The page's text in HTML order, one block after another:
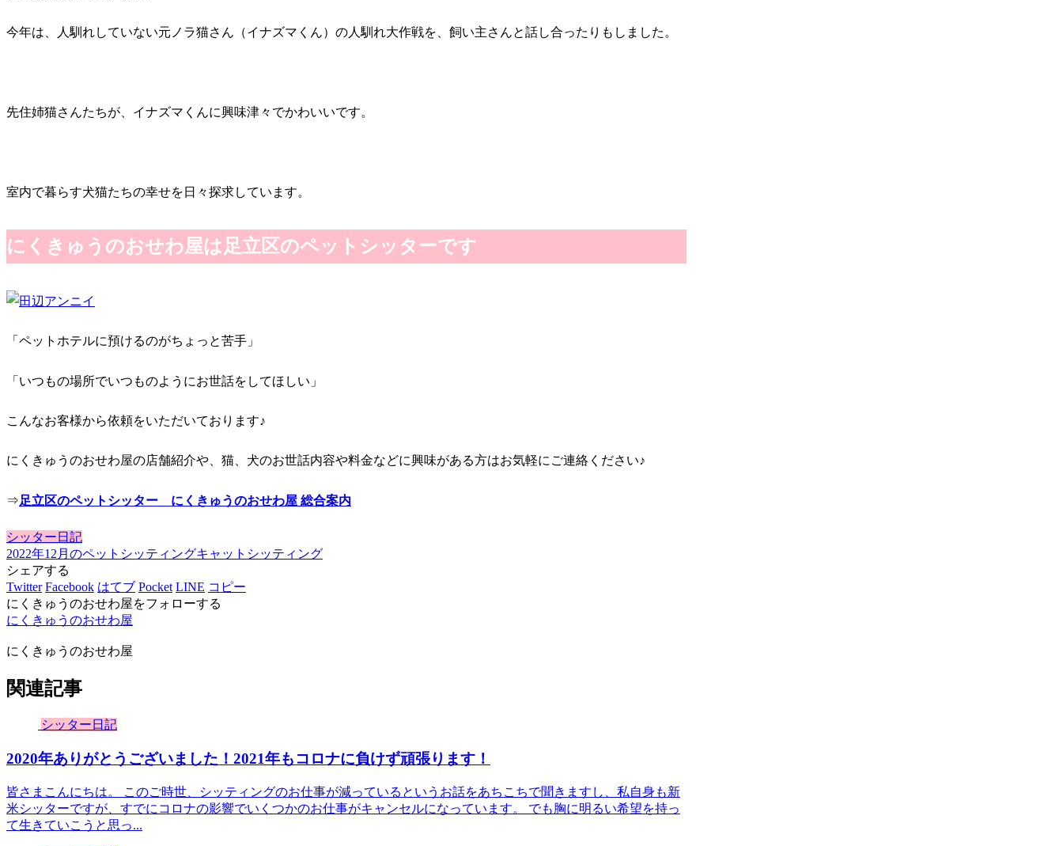
今年は、人馴れしていない元ノラ猫さん（イナズマくん）の人馴れ大作戦を、飼い主さんと話し合ったりもしました。
先住姉猫さんたちが、イナズマくんに興味津々でかわいいです。
室内で暮らす犬猫たちの幸せを日々探求しています。
にくきゅうのおせわ屋は足立区のペットシッターです
「ペットホテルに預けるのがちょっと苦手」
「いつもの場所でいつものようにお世話をしてほしい」
こんなお客様から依頼をいただいております♪
にくきゅうのおせわ屋の店舗紹介や、猫、犬のお世話内容や料金などに興味がある方はお気軽にご連絡ください♪
⇒足立区のペットシッター にくきゅうのおせわ屋 総合案内
シッター日記
2022年12月のペットシッティングキャットシッティング
シェアする
Twitter Facebook はてブ Pocket LINE コピー
にくきゅうのおせわ屋をフォローする
にくきゅうのおせわ屋
にくきゅうのおせわ屋
関連記事
シッター日記
2020年ありがとうございました！2021年もコロナに負けず頑張ります！
皆さまこんにちは。 このご時世、シッティングのお仕事が減っているというお話をあちこちで聞きますし、私自身も新
米シッターですが、すでにコロナの影響でいくつかのお仕事がキャンセルになっています。 でも胸に明るい希望を持っ
て生きていこうと思っ...